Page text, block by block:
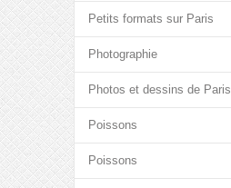
Petits formats sur Paris
Photographie
Photos et dessins de Paris
Poissons
Poissons